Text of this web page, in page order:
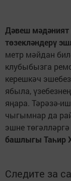
Дәвеш мәдәният
төзекләндерү
метр мәйдан
клубыбызга
керешкәч
ябыла,
яңара. Тәрәзә-
чыгымнар да
эшне
башлыгы Таһир
Следите за